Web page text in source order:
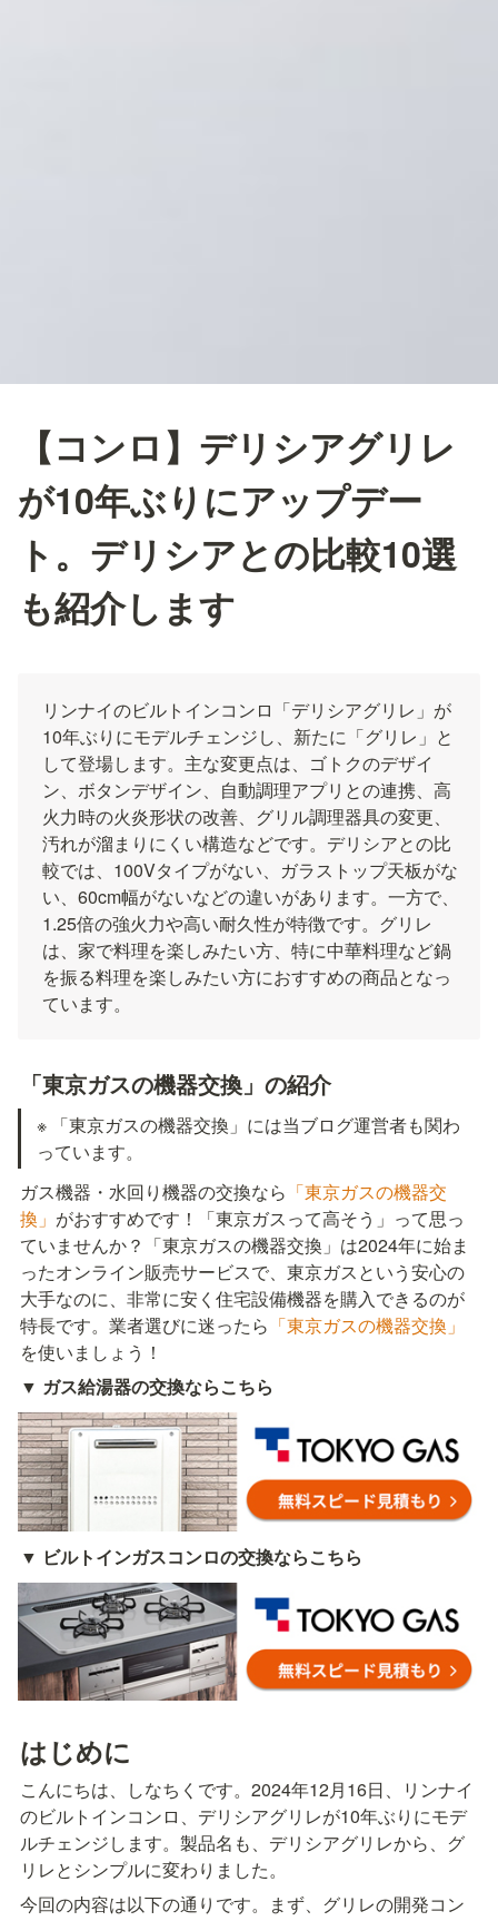
【コンロ】デリシアグリレ
が10年ぶりにアップデー
ト。デリシアとの比較10選
も紹介します
リンナイのビルトインコンロ「デリシアグリレ」が
10年ぶりにモデルチェンジし、新たに「グリレ」と
して登場します。主な変更点は、ゴトクのデザイ
ン、ボタンデザイン、自動調理アプリとの連携、高
火力時の火炎形状の改善、グリル調理器具の変更、
汚れが溜まりにくい構造などです。デリシアとの比
較では、100Vタイプがない、ガラストップ天板がな
い、60cm幅がないなどの違いがあります。一方で、
1.25倍の強火力や高い耐久性が特徴です。グリレ
は、家で料理を楽しみたい方、特に中華料理など鍋
を振る料理を楽しみたい方におすすめの商品となっ
ています。
「東京ガスの機器交換」の紹介
※ 「東京ガスの機器交換」には当ブログ運営者も関わ
っています。
ガス機器・水回り機器の交換なら 「東京ガスの機器交
換」 がおすすめです！「東京ガスって高そう」って思っ
ていませんか？「東京ガスの機器交換」は2024年に始ま
ったオンライン販売サービスで、東京ガスという安心の
大手なのに、非常に安く住宅設備機器を購入できるのが
特長です。業者選びに迷ったら 「東京ガスの機器交換」
を使いましょう！
▼ ガス給湯器の交換ならこちら
▼ ビルトインガスコンロの交換ならこちら
はじめに
こんにちは、しなちくです。2024年12月16日、リンナイ
のビルトインコンロ、デリシアグリレが10年ぶりにモデ
ルチェンジします。製品名も、デリシアグリレから、グ
リレとシンプルに変わりました。
今回の内容は以下の通りです。まず、グリレの開発コン